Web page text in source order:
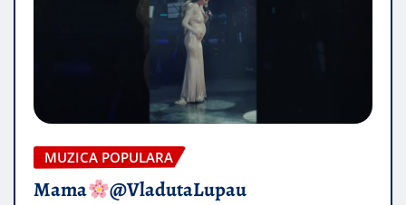
MUZICA POPULARA
Mama @VladutaLupau